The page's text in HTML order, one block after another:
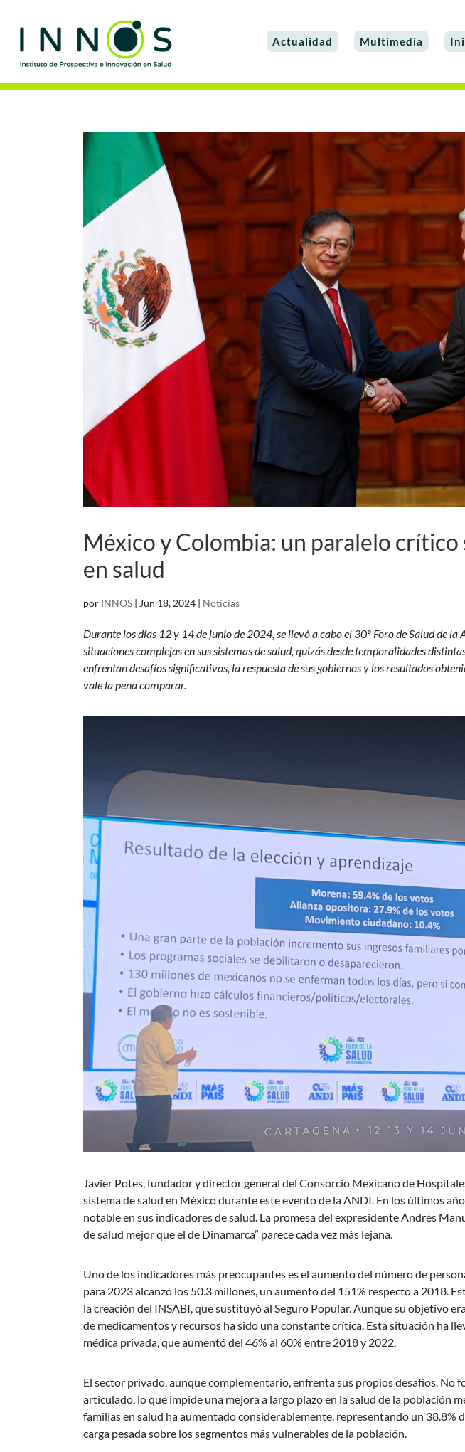
Actualidad Multimedia
México y Colombia: un paralelo crítico
en salud
por INNOS | Jun 18, 2024 | Noticias
Durante los días 12 y 14 de junio de 2024, se llevó a cabo el 30º Foro de Salud de la
situaciones complejas en sus sistemas de salud, quizás desde temporalidades
enfrentan desafíos significativos, la respuesta de sus gobiernos y los resultados
vale la pena comparar.
Javier Potes, fundador y director general del Consorcio Mexicano de
sistema de salud en México durante este evento de la ANDI. En los últimos
notable en sus indicadores de salud. La promesa del expresidente Andrés
de salud mejor que el de Dinamarca” parece cada vez más lejana.
Uno de los indicadores más preocupantes es el aumento del número de
para 2023 alcanzó los 50.3 millones, un aumento del 151% respecto a 2018.
la creación del INSABI, que sustituyó al Seguro Popular. Aunque su objetivo
de medicamentos y recursos ha sido una constante crítica. Esta situación ha
médica privada, que aumentó del 46% al 60% entre 2018 y 2022.
El sector privado, aunque complementario, enfrenta sus propios desafíos. No
articulado, lo que impide una mejora a largo plazo en la salud de la población
familias en salud ha aumentado considerablemente, representando un 38.8%
carga pesada sobre los segmentos más vulnerables de la población.